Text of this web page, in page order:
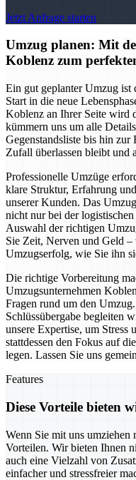
Jetzt Anfrage starten
Umzug planen: Mit
Koblenz zum
Ein gut geplanter Umzug ist
Start in die neue
Koblenz an Ihrer Seite wird
kümmern uns um alle
Gegenstandsliste bis hin
Zufall überlassen bleibt und
Professionelle Umzüge
klare Struktur, Erfahrung
unserer Kunden. Das
nicht nur bei der
Auswahl der richtigen
Sie Zeit, Nerven und Geld –
Umzugserfolg, wie Sie ihn
Die richtige Vorbereitung
Umzugsunternehmen
Fragen rund um den
Schlüssübergabe begleiten
unsere Expertise, um Stress
stattdessen den Fokus auf
legen. Lassen Sie uns
Features
Diese Vorteile bieten
Wenn Sie mit uns
Vorteilen. Wir bieten Ihnen
auch eine Vielzahl von
einfacher und stressfreier